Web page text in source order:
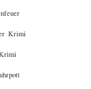
Krimi